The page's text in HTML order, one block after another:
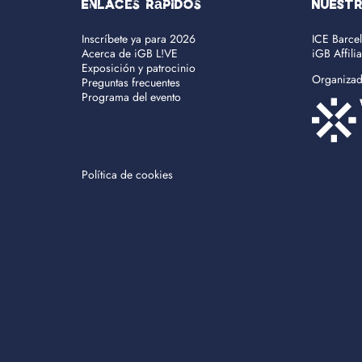
Enlaces rápidos
Inscríbete ya para 2026
Acerca de iGB L!VE
Exposición y patrocinio
Preguntas frecuentes
Programa del evento
Política de cookies
ICE
iGB